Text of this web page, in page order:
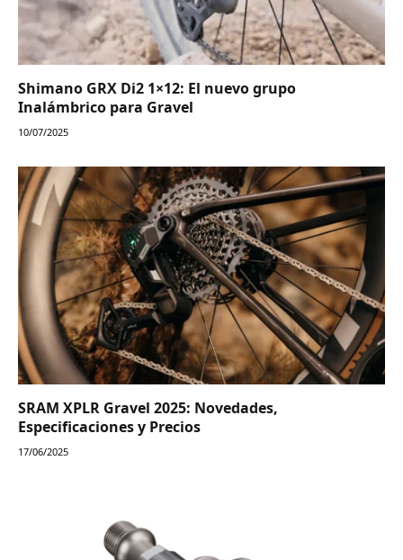
Shimano GRX Di2 1×12: El nuevo grupo
Inalámbrico para Gravel
10/07/2025
SRAM XPLR Gravel 2025: Novedades,
Especificaciones y Precios
17/06/2025